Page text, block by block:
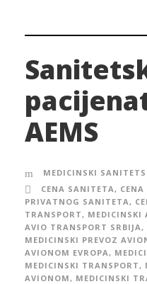
AEMS
MEDICINSKI
CENA SANITETA,
PRIVATNOG SANITETA,
TRANSPORT, MEDICINSKI
AVIO TRANSPORT SRBIJA,
MEDICINSKI PREVOZ
AVIONOM EVROPA,
MEDICINSKI TRANSPORT,
AVIONOM, MEDICINSKI